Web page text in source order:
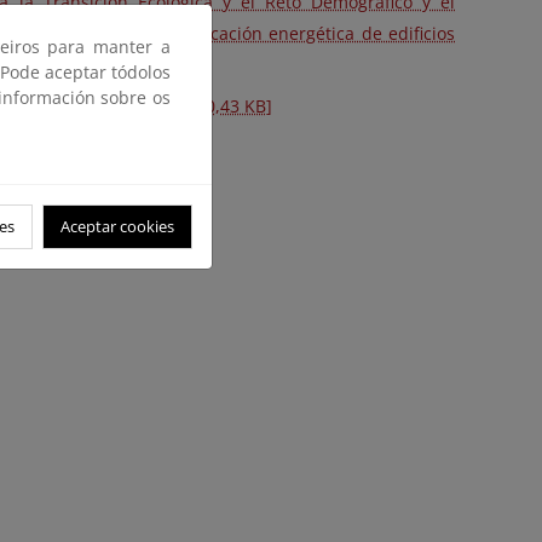
reconocidos de certificación energética de edificios
energética [PDF] [520,43 KB]
[PDF] [1,2 MB]
para manter a
aceptar tódolos
sobre os
Aceptar cookies